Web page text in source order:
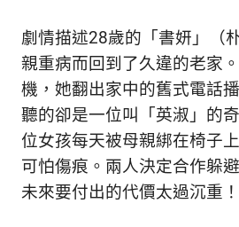
劇情描述28歲的「書妍」（
親重病而回到了久違的老家
機，她翻出家中的舊式電話
聽的卻是一位叫「英淑」的
位女孩每天被母親綁在椅子
可怕傷痕。兩人決定合作躲
未來要付出的代價太過沉重！